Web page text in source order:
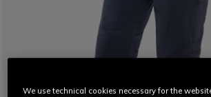
We use technical cookies necessary for the